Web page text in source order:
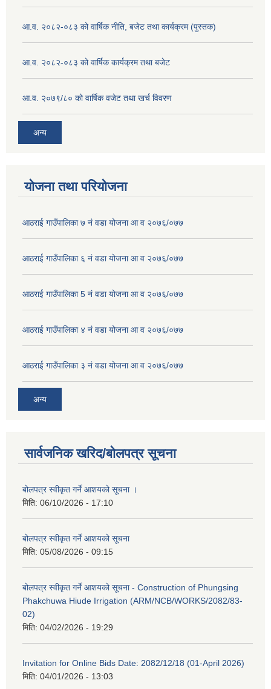
आ.व. २०८२-०८३ को वार्षिक नीति, बजेट तथा कार्यक्रम (पुस्तक)
आ.व. २०८२-०८३ को वार्षिक कार्यक्रम तथा बजेट
आ.व. २०७९/८० को वार्षिक वजेट तथा खर्च विवरण
अन्य
योजना तथा परियोजना
आठराई गाउँपालिका ७ नं वडा योजना आ व २०७६/०७७
आठराई गाउँपालिका ६ नं वडा योजना आ व २०७६/०७७
आठराई गाउँपालिका 5 नं वडा योजना आ व २०७६/०७७
आठराई गाउँपालिका ४ नं वडा योजना आ व २०७६/०७७
आठराई गाउँपालिका ३ नं वडा योजना आ व २०७६/०७७
अन्य
सार्वजनिक खरिद/बोलपत्र सूचना
बोलपत्र स्वीकृत गर्ने आशयको सूचना ।
मिति: 06/10/2026 - 17:10
बोलपत्र स्वीकृत गर्ने आशयको सूचना
मिति: 05/08/2026 - 09:15
बोलपत्र स्वीकृत गर्ने आशयको सूचना - Construction of Phungsing
Phakchuwa Hiude Irrigation (ARM/NCB/WORKS/2082/83-
02)
मिति: 04/02/2026 - 19:29
Invitation for Online Bids Date: 2082/12/18 (01-April 2026)
मिति: 04/01/2026 - 13:03